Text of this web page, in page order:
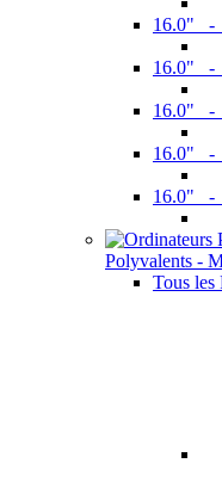
16.0" -
16.0" -
16.0" -
16.0" -
16.0" -
Polyvalents -
Tous les